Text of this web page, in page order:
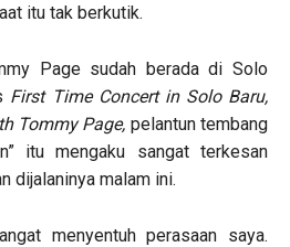
itu tak berkutik.
Page sudah berada di Solo
First Time Concert in Solo Baru,
Tommy Page, pelantun tembang
itu mengaku sangat terkesan
dijalaninya malam ini.
menyentuh perasaan saya.